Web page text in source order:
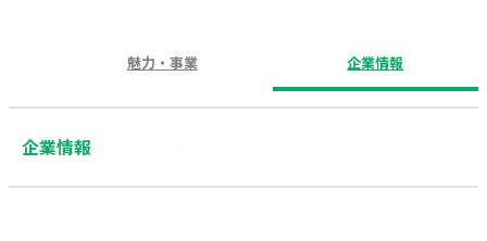
魅力・事業 企業情報
企業情報